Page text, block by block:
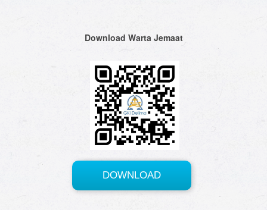
Download Warta Jemaat